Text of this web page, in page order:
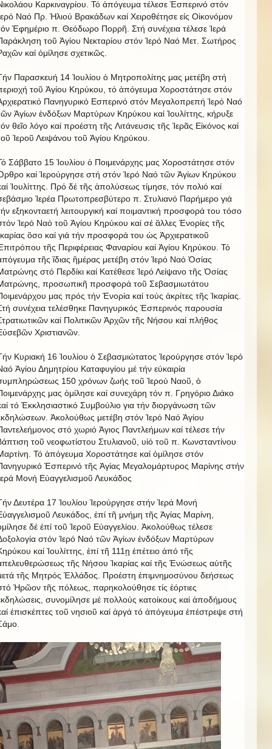
Καρκιναγρίου. Τό ἀπόγευμα τέλεσε Ἐσπερινό στόν
Ναό Πρ. Ἠλιού Βρακάδων καί Χειροθέτησε εἰς Οἰκονόμον
Ἐφημέριο π. Θεόδωρο Πορρῆ. Στή συνέχεια τέλεσε Ἱερά
τοῦ Ἁγίου Νεκταρίου στόν Ἱερό Ναό Μετ. Σωτήρος
καί ὁμίλησε σχετικῶς.
Παρασκευή 14 Ἰουλίου ὁ Μητροπολίτης μας μετέβη στή
τοῦ Ἁγίου Κηρύκου, τό ἀπόγευμα Χοροστάτησε στόν
Πανηγυρικό Εσπερινό στόν Μεγαλοπρεπή Ἱερό Ναό
Ἁγίων ἐνδόξων Μαρτύρων Κηρύκου καί Ἰουλίττης, κήρυξε
θεῖο λόγο καί προέστη τῆς Λιτάνευσις τῆς Ἱερᾶς Εἰκόνος καί
Ἱεροῦ Λειψάνου τοῦ Ἁγίου Κηρύκου.
Σάββατο 15 Ἰουλίου ὁ Ποιμενάρχης μας Χοροστάτησε στόν
καί Ἱερούργησε στή στόν Ἱερό Ναό τῶν Ἁγίων Κηρύκου
Ἰουλίττης. Πρό δέ τῆς ἀπολύσεως τίμησε, τόν πολιό καί
Ἱερέα Πρωτοπρεσβύτερο π. Στυλιανό Παρήμερο γιά
εξηκονταετή λειτουργική καί ποιμαντική προσφορά του τόσο
Ἱερό Ναό τοῦ Ἁγίου Κηρύκου καί σέ ἃλλες Ἑνορίες τῆς
ὃσο καί γιά τήν προσφορά του ὡς Ἀρχιερατικοῦ
τῆς Περιφέρειας Φαναρίου καί Ἁγίου Κηρύκου. Τό
τῆς ἳδιας ἣμέρας μετέβη στόν Ἱερό Ναό Ὁσίας
στό Περδίκι καί Κατέθεσε Ἱερό Λείψανο τῆς Ὁσίας
προσωπικῆ προσφορά τοῦ Σεβασμιωτάτου
μας πρός τήν Ἐνορία καί τούς ἀκρίτες τῆς Ἰκαρίας.
συνέχεια τελέσθηκε Πανηγυρικός Ἐσπερινός παρουσία
καί Πολιτικῶν Ἀρχῶν τῆς Νήσου καί πλήθος
Χριστιανῶν.
Κυριακή 16 Ἰουλίου ὁ Σεβασμιώτατος Ἱερούργησε στόν Ἱερό
Ἁγίου Δημητρίου Καταφυγίου μέ τήν εὐκαιρία
150 χρόνων ζωής τοῦ Ἱερού Ναοῦ, ὁ
μας ὁμίλησε καί συνεχάρη τόν π. Γρηγόριο Διάκο
τό Ἐκκλησιαστικό Συμβούλιο για τήν διοργάνωση τῶν
Ἀκολούθως μετέβη στόν Ἱερό Ναό Ἁγίου
στό χωριό Ἁγιος Παντλεήμων καί τέλεσε τήν
τοῦ νεοφωτίστου Στυλιανοῦ, υἱό τοῦ π. Κωνσταντίνου
Τό ἀπόγευμα Χοροστάτησε καί ὁμίλησε στόν
Ἐσπερινό τῆς Ἁγίας Μεγαλομάρτυρος Μαρίνης στήν
Μονή Εὐαγγελισμοῦ Λευκάδος
Δευτέρα 17 Ἰουλίου Ἱερούργησε στήν Ἱερά Μονή
Λευκάδος, ἐπί τῆ μνήμη τῆς Ἁγίας Μαρίνη,
δέ ἐπί τοῦ Ἱεροῦ Εὐαγγελίου. Ἀκολούθως τέλεσε
στόν Ἱερό Ναό τῶν Ἁγίων ἐνδόξων Μαρτύρων
καί Ἰουλίττης, ἐπί τῆ 111ῃ ἐπέτειο ἀπό τῆς
τῆς Νήσου Ἰκαρίας καί τῆς Ἐνώσεως αὐτῆς
τῆς Μητρός Ἑλλάδος. Προέστη ἐπιμνημοσύνου δεήσεως
Ἡρῶον τῆς πόλεως, παρηκολούθησε τίς ἑόρτιες
συνομίλησε μέ πολλούς κατοίκους καί ἀποδήμους
ἐπισκέπτες τοῦ νησιοῦ καί ἀργά τό ἀπόγευμα ἐπέστρεψε στή